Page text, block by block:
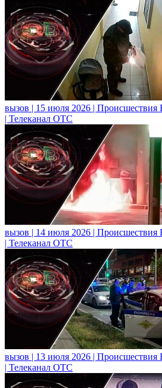
вызов | 15 июля 2026 | Происшествия
| Телеканал ОТС
вызов | 14 июля 2026 | Происшествия
| Телеканал ОТС
вызов | 13 июля 2026 | Происшествия
| Телеканал ОТС